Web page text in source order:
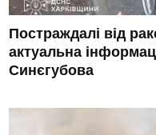
Постраждалі від
актуальна
Синєгубова